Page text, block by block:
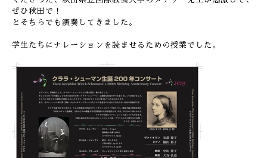
ぜひ秋田で！
とそちらでも演奏してきました。
学生たちにナレーションを読ませるための授業でした。